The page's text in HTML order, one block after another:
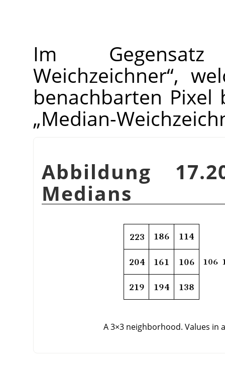
Im
Weichzeichner“,
benachbarten
„Median-
Abbildung
Medians
A 3×3 neighborhood. Values